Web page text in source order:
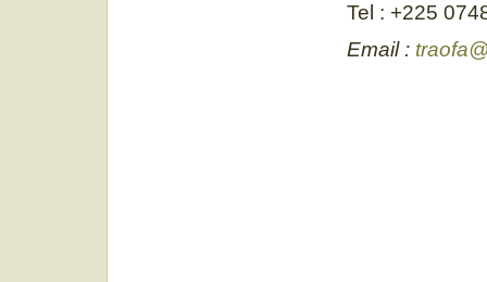
Tel : +225
Email :